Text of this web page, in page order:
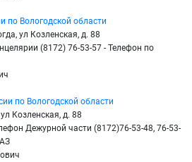
Вологодской области
ул Козленская, д. 88
(8172) 76-53-57 - Телефон по
по Вологодской области
Козленская, д. 88
Дежурной части (8172)76-53-48, 76-53-